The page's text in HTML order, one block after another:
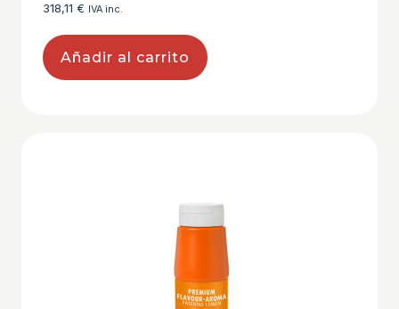
318,11 € IVA inc.
Añadir al carrito